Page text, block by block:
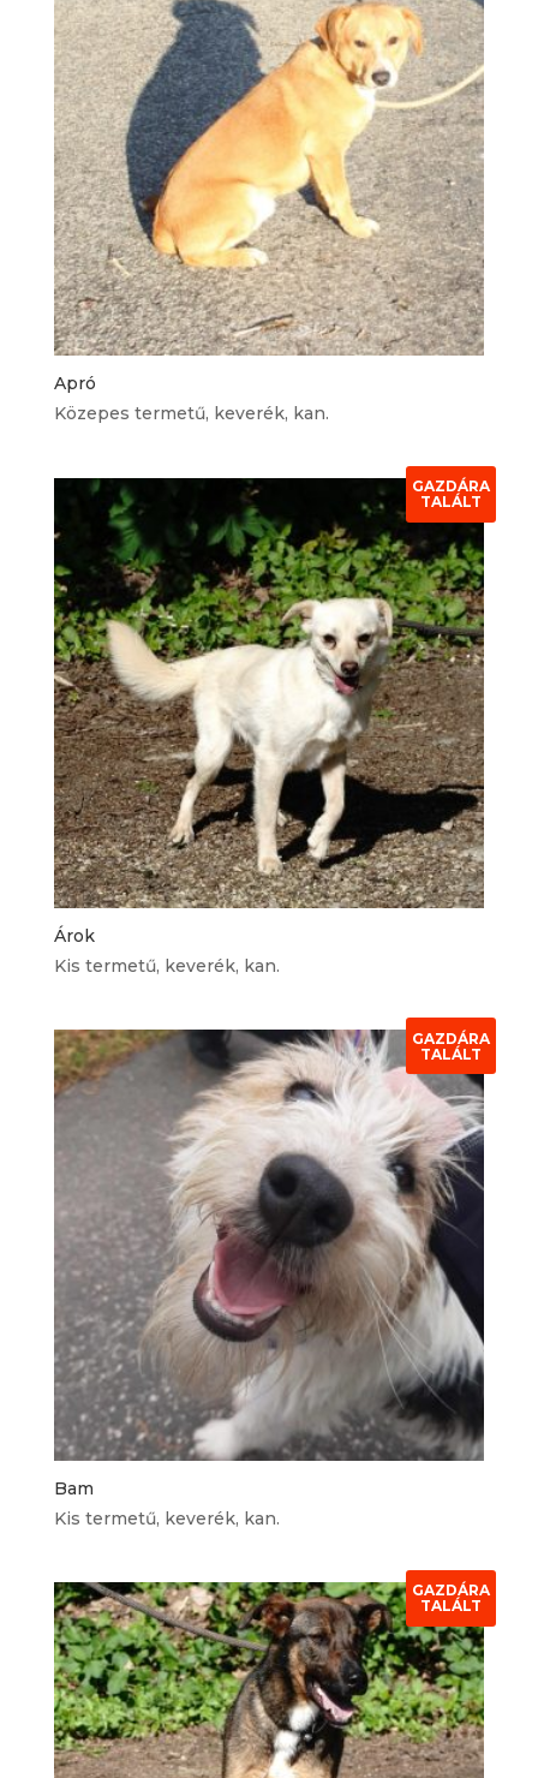
Apró
Közepes termetű, keverék, kan.
GAZDÁRA
TALÁLT
Árok
Kis termetű, keverék, kan.
GAZDÁRA
TALÁLT
Bam
Kis termetű, keverék, kan.
GAZDÁRA
TALÁLT